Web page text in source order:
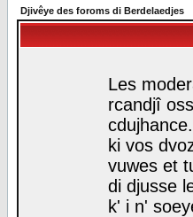
Djivêye des foroms di Berdelaedjes
Les
rcandjî
ki vos
vuwes et
di djusse
k' i n'